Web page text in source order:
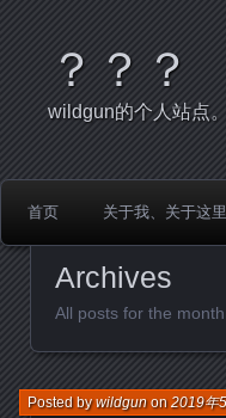
？？？
wildgun的个人站点
首页 关于我、关于这里
Archives
All posts for the
Posted bywildgunon2019年